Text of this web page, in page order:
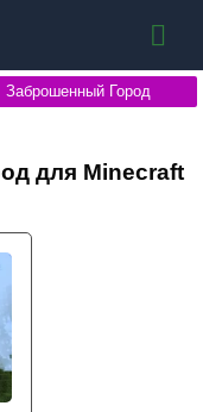
Заброшенный Город
для Minecraft